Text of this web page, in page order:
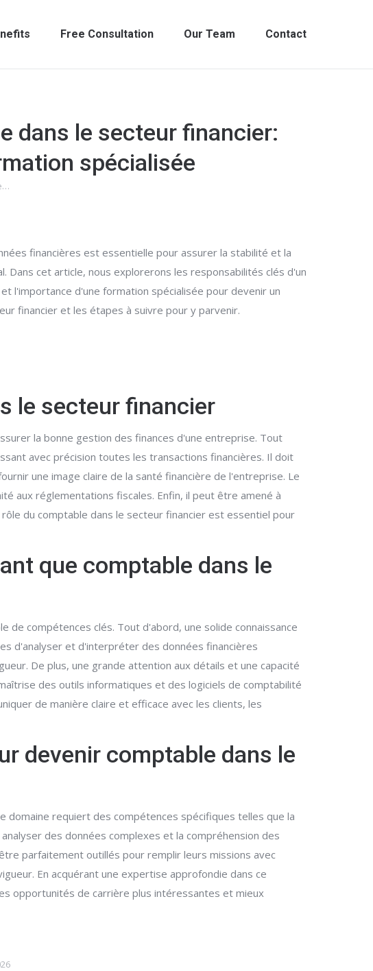
Free Consultation Our Team Contact
dans le secteur financier:
spécialisée
financières est essentielle pour assurer la stabilité et la
Dans cet article, nous explorerons les responsabilités clés d'un
l'importance d'une formation spécialisée pour devenir un
financier et les étapes à suivre pour y parvenir.
le secteur financier
la bonne gestion des finances d'une entreprise. Tout
avec précision toutes les transactions financières. Il doit
une image claire de la santé financière de l'entreprise. Le
aux réglementations fiscales. Enfin, il peut être amené à
du comptable dans le secteur financier est essentiel pour
que comptable dans le
compétences clés. Tout d'abord, une solide connaissance
d'analyser et d'interpréter des données financières
De plus, une grande attention aux détails et une capacité
des outils informatiques et des logiciels de comptabilité
de manière claire et efficace avec les clients, les
devenir comptable dans le
domaine requiert des compétences spécifiques telles que la
des données complexes et la compréhension des
parfaitement outillés pour remplir leurs missions avec
En acquérant une expertise approfondie dans ce
opportunités de carrière plus intéressantes et mieux